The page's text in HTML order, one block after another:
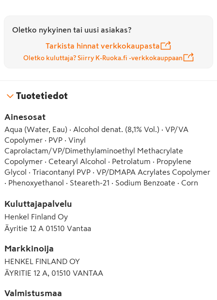
hiero käsiä yhteen ja levitä tasaisesti hiuksiin. Vältä
tuotteen joutumista silmiin.
äärimmäistä pitoa, viimeistele tyylisi got2b Glued Blasting
Tuotteen edut lyhyesti:
• Muotoilee kuin tahna, pitää kuin liima!
• Erittäin vahva hiusgeeli
• Vedenkestävä ja hikoilua kestävä
• Hellävarainen hiuspohjalle
• Sopii kaikille hiustyypeille
Tietoa Gluedista:
Glued toimii kaikille hiustyypeille – suorille, laineikkaille,
hellävarainen sekä hiuspohjalle että iholle, ja
dermatologisesti testattu, jotta voit luottaa
hiusmuotoiluusi.
Oletko nykyinen tai uusi asiakas?
Tarkista hinnat verkkokaupasta
Oletko kuluttaja? Siirry K-Ruoka.fi -verkkokauppaan
Tuotetiedot
Ainesosat
Aqua (Water, Eau) · Alcohol denat. (8,1% Vol.) · VP/VA
Copolymer · PVP · Vinyl
Caprolactam/VP/Dimethylaminoethyl Methacrylate
Copolymer · Cetearyl Alcohol · Petrolatum · Propylene
Glycol · Triacontanyl PVP · VP/DMAPA Acrylates Copolymer
· Phenoxyethanol · Steareth-21 · Sodium Benzoate · Corn
Hydroxyethylcellulose · Citric Acid · Dicetyl Phosphate ·
Ceteth-10 Phosphate · Ethylhexylglycerin · Laurtrimonium
Chloride · Benzalkonium Chloride · Benzyl Alcohol ·
Kuluttajapalvelu
Henkel Finland Oy
Äyritie 12 A 01510 Vantaa
Markkinoija
HENKEL FINLAND OY
ÄYRITIE 12 A, 01510 VANTAA
Valmistusmaa